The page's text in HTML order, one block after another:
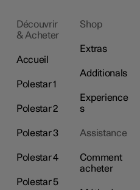
Découvrir
& Acheter
Accueil
Polestar 1
Polestar 2
Polestar 3
Polestar 4
Polestar 5
Shop
Extras
Additionals
Experience
s
Assistance
Comment
acheter